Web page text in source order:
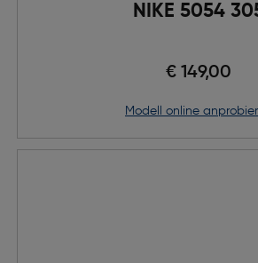
NIKE 5054
€ 149,00
Modell online